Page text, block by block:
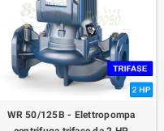
WR 50/125B - Elettropompa